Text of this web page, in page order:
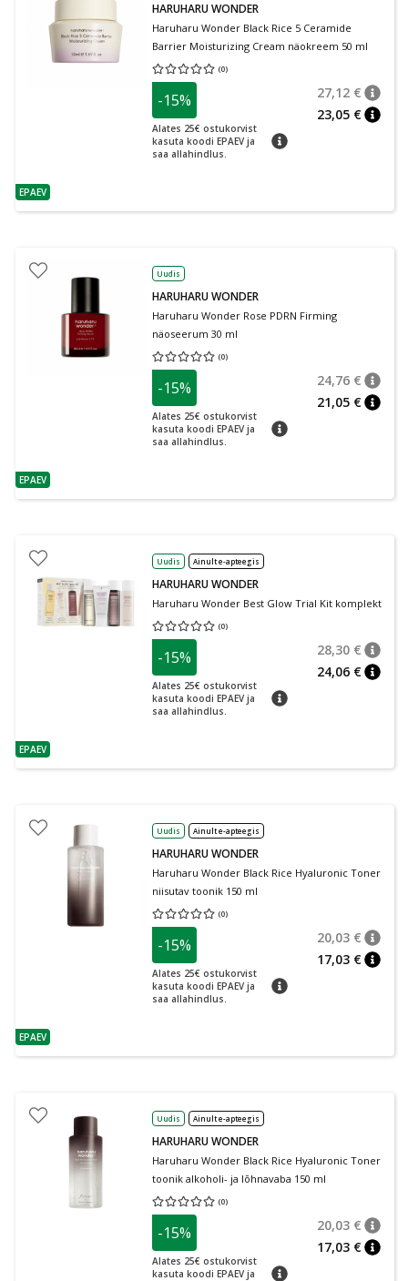
nõuanne
EPAEV
HARUHARU WONDER
Haruharu Wonder Black Rice 5 Ceramide
Barrier Moisturizing Cream näokreem 50 ml
(0)
Keskmine hinnang 0.00
-15%
Alates 25€ ostukorvist
kasuta koodi EPAEV ja
saa allahindlus.
nõuanne
27,12 €
23,05 €
nõuanne
EPAEV
Uudis
HARUHARU WONDER
Haruharu Wonder Rose PDRN Firming
näoseerum 30 ml
(0)
Keskmine hinnang 0.00
-15%
Alates 25€ ostukorvist
kasuta koodi EPAEV ja
saa allahindlus.
nõuanne
24,76 €
21,05 €
nõuanne
EPAEV
Uudis Ainult e-apteegis
HARUHARU WONDER
Haruharu Wonder Best Glow Trial Kit komplekt
(0)
Keskmine hinnang 0.00
-15%
Alates 25€ ostukorvist
kasuta koodi EPAEV ja
saa allahindlus.
nõuanne
28,30 €
24,06 €
nõuanne
EPAEV
Uudis Ainult e-apteegis
HARUHARU WONDER
Haruharu Wonder Black Rice Hyaluronic Toner
niisutav toonik 150 ml
(0)
Keskmine hinnang 0.00
-15%
Alates 25€ ostukorvist
kasuta koodi EPAEV ja
saa allahindlus.
nõuanne
20,03 €
17,03 €
Uudis Ainult e-apteegis
HARUHARU WONDER
Haruharu Wonder Black Rice Hyaluronic Toner
toonik alkoholi- ja lõhnavaba 150 ml
(0)
Keskmine hinnang 0.00
-15%
Alates 25€ ostukorvist
kasuta koodi EPAEV ja
nõuanne
20,03 €
17,03 €